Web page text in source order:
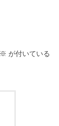
※ が付いている